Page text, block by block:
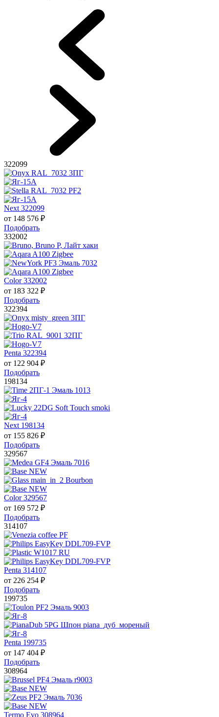
322099
Next 322099
от 148 576 ₽
Подобрать
332002
Color 332002
от 183 322 ₽
Подобрать
322394
Penta 322394
от 122 904 ₽
Подобрать
198134
Next 198134
от 155 826 ₽
Подобрать
329567
Color 329567
от 169 572 ₽
Подобрать
314107
Penta 314107
от 226 254 ₽
Подобрать
199735
Penta 199735
от 147 404 ₽
Подобрать
308964
Termo Evo 308964